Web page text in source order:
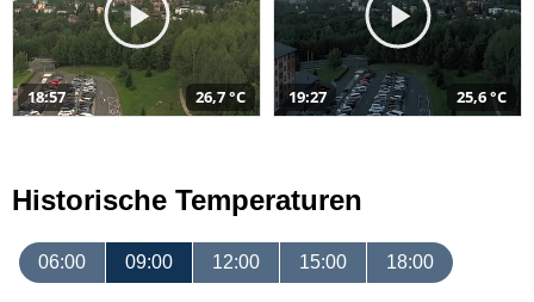
18:57 26,7 °C 19:27 25,6 °C
Historische Temperaturen
06:00 09:00 12:00 15:00 18:00